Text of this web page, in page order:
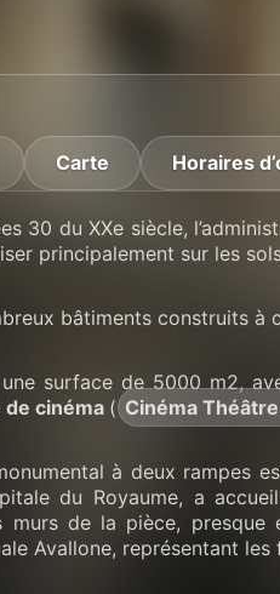
Carte Horaires
30 du XXe siècle,
principalement sur les
bâtiments construits à
surface de 5000 m2,
de cinéma ( Cinéma
à deux rampes
du Royaume, a
murs de la pièce,
Avallone, représentant